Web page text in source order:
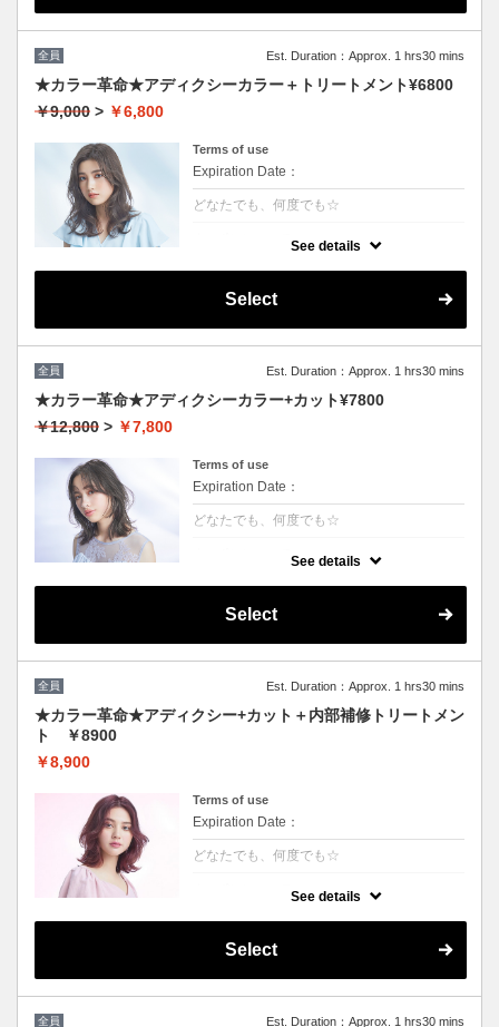
全員 Est. Duration：Approx. 1 hrs30 mins
★カラー革命★アディクシーカラー＋トリートメント¥6800
￥9,000 > ￥6,800
Terms of use
Expiration Date：
どなたでも、何度でも☆
「ツヤ」「手触り」が格段にＵＰ！ダメージ
が1/5のため、綺麗な色味で毎回染められま
す。/ロング料金無/コテ巻無料/当日予約OK
りだけのカットの場合（＋1000円）
See details
Select
全員 Est. Duration：Approx. 1 hrs30 mins
★カラー革命★アディクシーカラー+カット¥7800
￥12,800 > ￥7,800
Terms of use
Expiration Date：
どなたでも、何度でも☆
「ツヤ」「手触り」が格段にＵＰ！ダメージ
が1/5のため、綺麗な色味で毎回染められま
★ロング料金無
★シャンプー・ブロー込
See details
Select
全員 Est. Duration：Approx. 1 hrs30 mins
★カラー革命★アディクシー+カット＋内部補修トリートメン
ト ￥8900
￥8,900
Terms of use
Expiration Date：
どなたでも、何度でも☆
さ」「透明感」「ツヤ」「手触り」が格段に
UP！ダメージが1/5のため、綺麗な色味を毎
回染められます。 パサつきを抑えまとまりの
See details
Select
全員 Est. Duration：Approx. 1 hrs30 mins